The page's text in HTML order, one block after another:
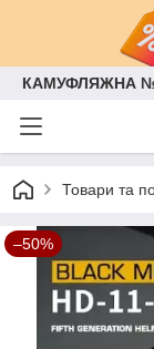
КАМУФЛЯЖНА
Товари та
–50%